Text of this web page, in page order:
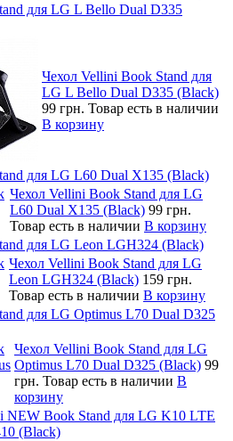
для LG L Bello Dual D335
Чехол Vellini Book Stand для
LG L Bello Dual D335 (Black)
99 грн. Товар есть в наличии
В корзину
для LG L60 Dual X135 (Black)
Чехол Vellini Book Stand для LG
L60 Dual X135 (Black) 99 грн.
Товар есть в наличии В корзину
для LG Leon LGH324 (Black)
Чехол Vellini Book Stand для LG
Leon LGH324 (Black) 159 грн.
Товар есть в наличии В корзину
для LG Optimus L70 Dual D325
Чехол Vellini Book Stand для LG
Optimus L70 Dual D325 (Black) 99
грн. Товар есть в наличии В
корзину
NEW Book Stand для LG K10 LTE
(Black)